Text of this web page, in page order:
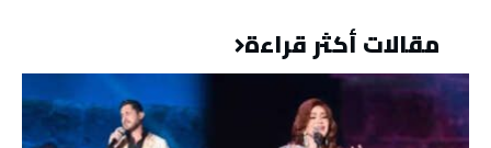
مقالات أكثر قراءة